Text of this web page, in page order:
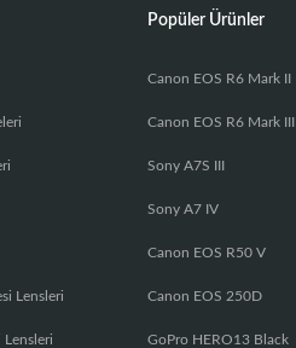
Lensleri
Lensleri
Popüler Ürünler
Canon EOS R6 Mark II
Canon EOS R6 Mark III
Sony A7S III
Sony A7 IV
Canon EOS R50 V
Canon EOS 250D
GoPro HERO13 Black